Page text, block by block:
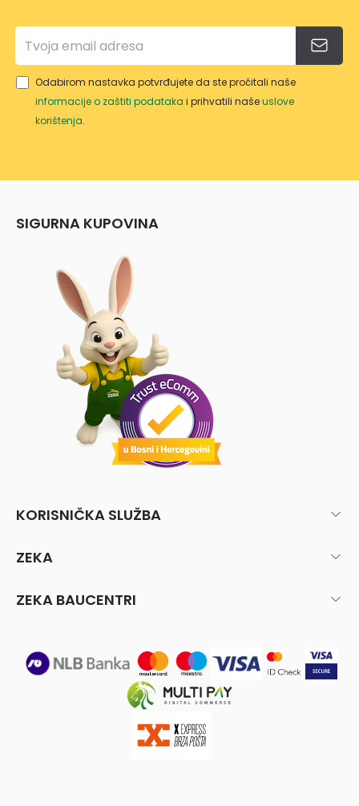
NE
Odabirom nastavka potvrđujete da ste pročitali naše
informacije o zaštiti podataka i prihvatili našeuslove
korištenja.
SIGURNA KUPOVINA
KORISNIČKA SLUŽBA
ZEKA
ZEKA BAUCENTRI